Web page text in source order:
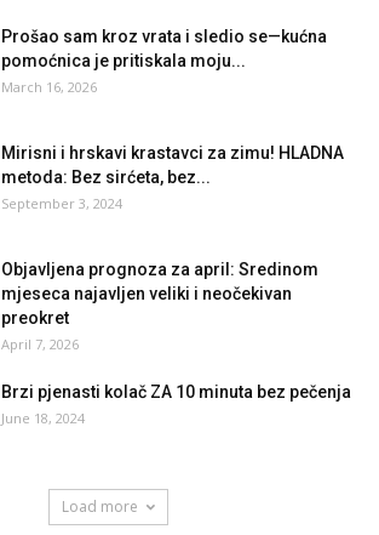
Prošao sam kroz vrata i sledio se—kućna
pomoćnica je pritiskala moju...
March 16, 2026
Mirisni i hrskavi krastavci za zimu! HLADNA
metoda: Bez sirćeta, bez...
September 3, 2024
Objavljena prognoza za april: Sredinom
mjeseca najavljen veliki i neočekivan
preokret
April 7, 2026
Brzi pjenasti kolač ZA 10 minuta bez pečenja
June 18, 2024
Load more